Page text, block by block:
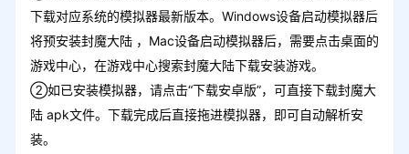
下载对应系统的模拟器最新版本。Windows设备启动模拟器后
将预安装封魔大陆 ，Mac设备启动模拟器后，需要点击桌面的
游戏中心，在游戏中心搜索封魔大陆下载安装游戏。
②如已安装模拟器，请点击“下载安卓版”，可直接下载封魔大
陆 apk文件。下载完成后直接拖进模拟器，即可自动解析安
装。